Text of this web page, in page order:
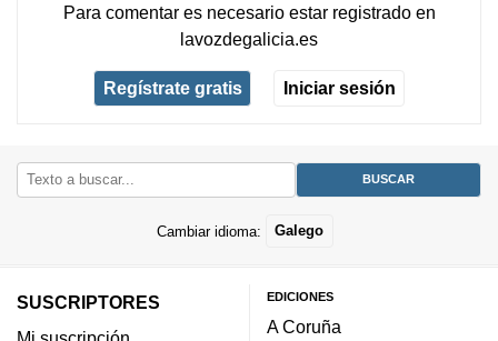
Para comentar es necesario estar registradoen
lavozdegalicia.es
Regístrate gratis Iniciar sesión
Cambiar idioma: Galego
SUSCRIPTORES
EDICIONES
A Coruña